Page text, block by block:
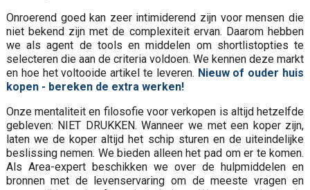
Onroerend goed kan zeer intimiderend zijn voor mensen die
niet bekend zijn met de complexiteit ervan. Daarom hebben
we als agent de tools en middelen om shortlistopties te
selecteren die aan de criteria voldoen. We kennen deze markt
en hoe het voltooide artikel te leveren. Nieuw of ouder huis
kopen - bereken de extra werken!
Onze mentaliteit en filosofie voor verkopen is altijd hetzelfde
gebleven: NIET DRUKKEN. Wanneer we met een koper zijn,
laten we de koper altijd het schip sturen en de uiteindelijke
beslissing nemen. We bieden alleen het pad om er te komen.
Als Area-expert beschikken we over de hulpmiddelen en
bronnen met de levenservaring om de meeste vragen en